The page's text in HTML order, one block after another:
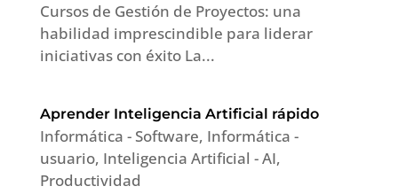
Cursos de Gestión de Proyectos: una
habilidad imprescindible para liderar
iniciativas con éxito La...
Aprender Inteligencia Artificial rápido
Informática - Software, Informática -
usuario, Inteligencia Artificial - AI,
Productividad